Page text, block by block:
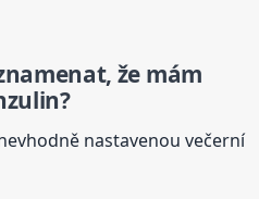
že mám
nastavenou večerní